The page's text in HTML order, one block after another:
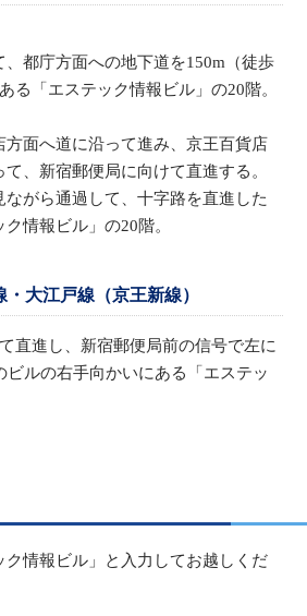
、都庁方面への地下道を150m（徒歩
る「エステック情報ビル」の20階。
方面へ道に沿って進み、京王百貨店
、新宿郵便局に向けて直進する。
がら通過して、十字路を直進した
情報ビル」の20階。
大江戸線（京王新線）
直進し、新宿郵便局前の信号で左に
ビルの右手向かいにある「エステッ
ク情報ビル」と入力してお越しくだ